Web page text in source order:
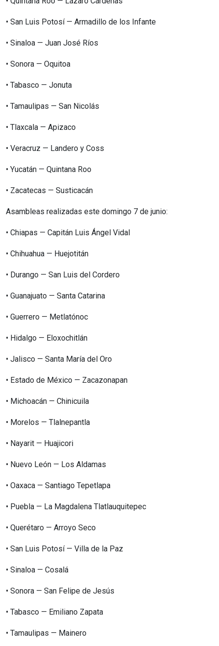
•⁠ ⁠San Luis Potosí — Armadillo de los Infante
•⁠ ⁠Sinaloa — Juan José Ríos
•⁠ ⁠Sonora — Oquitoa
•⁠ ⁠Tabasco — Jonuta
•⁠ ⁠Tamaulipas — San Nicolás
•⁠ ⁠Tlaxcala — Apizaco
•⁠ ⁠Veracruz — Landero y Coss
•⁠ ⁠Yucatán — Quintana Roo
•⁠ ⁠Zacatecas — Susticacán
Asambleas realizadas este domingo 7 de junio:
•⁠ ⁠Chiapas — Capitán Luis Ángel Vidal
•⁠ ⁠Chihuahua — Huejotitán
•⁠ ⁠Durango — San Luis del Cordero
•⁠ ⁠Guanajuato — Santa Catarina
•⁠ ⁠Guerrero — Metlatónoc
•⁠ ⁠Hidalgo — Eloxochitlán
•⁠ ⁠Jalisco — Santa María del Oro
•⁠ ⁠Estado de México — Zacazonapan
•⁠ ⁠Michoacán — Chinicuila
•⁠ ⁠Morelos — Tlalnepantla
•⁠ ⁠Nayarit — Huajicori
•⁠ ⁠Nuevo León — Los Aldamas
•⁠ ⁠Oaxaca — Santiago Tepetlapa
•⁠ ⁠Puebla — La Magdalena Tlatlauquitepec
•⁠ ⁠Querétaro — Arroyo Seco
•⁠ ⁠San Luis Potosí — Villa de la Paz
•⁠ ⁠Sinaloa — Cosalá
•⁠ ⁠Sonora — San Felipe de Jesús
•⁠ ⁠Tabasco — Emiliano Zapata
•⁠ ⁠Tamaulipas — Mainero